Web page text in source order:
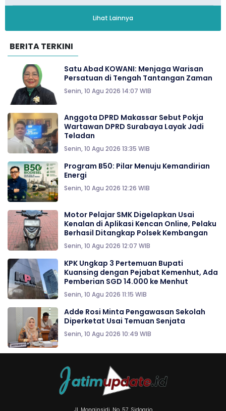
Lihat Lainnya
BERITA TERKINI
Satu Abad KOWANI: Menjaga Warisan
Persatuan di Tengah Tantangan Zaman
Senin, 10 Agu 2026 14:07 WIB
Anggota DPRD Makassar Sebut Pokja
Wartawan DPRD Surabaya Layak Jadi
Teladan
Senin, 10 Agu 2026 13:35 WIB
Program B50: Pilar Menuju Kemandirian
Energi
Senin, 10 Agu 2026 12:26 WIB
Motor Pelajar SMK Digelapkan Usai
Kenalan di Aplikasi Kencan Online, Pelaku
Berhasil Ditangkap Polsek Kembangan
Senin, 10 Agu 2026 12:07 WIB
KPK Ungkap 3 Pertemuan Bupati
Kuansing dengan Pejabat Kemenhut, Ada
Pemberian SGD 14.000 ke Menhut
Senin, 10 Agu 2026 11:15 WIB
Adde Rosi Minta Pengawasan Sekolah
Diperketat Usai Temuan Senjata
Senin, 10 Agu 2026 10:49 WIB